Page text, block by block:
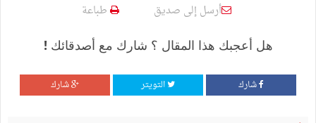
أرسل إلى صديق طباعة
هل أعجبك هذا المقال ؟ شارك مع أصدقائك !
شارك التويتر شارك